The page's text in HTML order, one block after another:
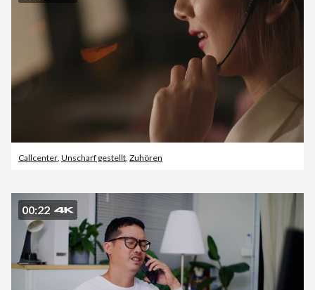
Callcenter Unscharf gestellt Zuhören
00:22